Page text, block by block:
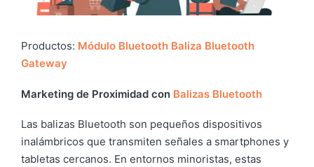
Productos: Módulo Bluetooth Baliza Bluetooth
Gateway
Marketing de Proximidad con Balizas Bluetooth
Las balizas Bluetooth son pequeños dispositivos
inalámbricos que transmiten señales a smartphones y
tabletas cercanos. En entornos minoristas, estas